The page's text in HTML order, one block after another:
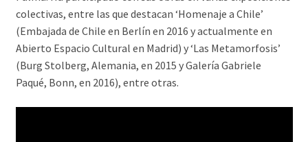
colectivas, entre las que destacan ‘Homenaje a Chile’
(Embajada de Chile en Berlín en 2016 y actualmente en
Abierto Espacio Cultural en Madrid) y ‘Las Metamorfosis’
(Burg Stolberg, Alemania, en 2015 y Galería Gabriele
Paqué, Bonn, en 2016), entre otras.